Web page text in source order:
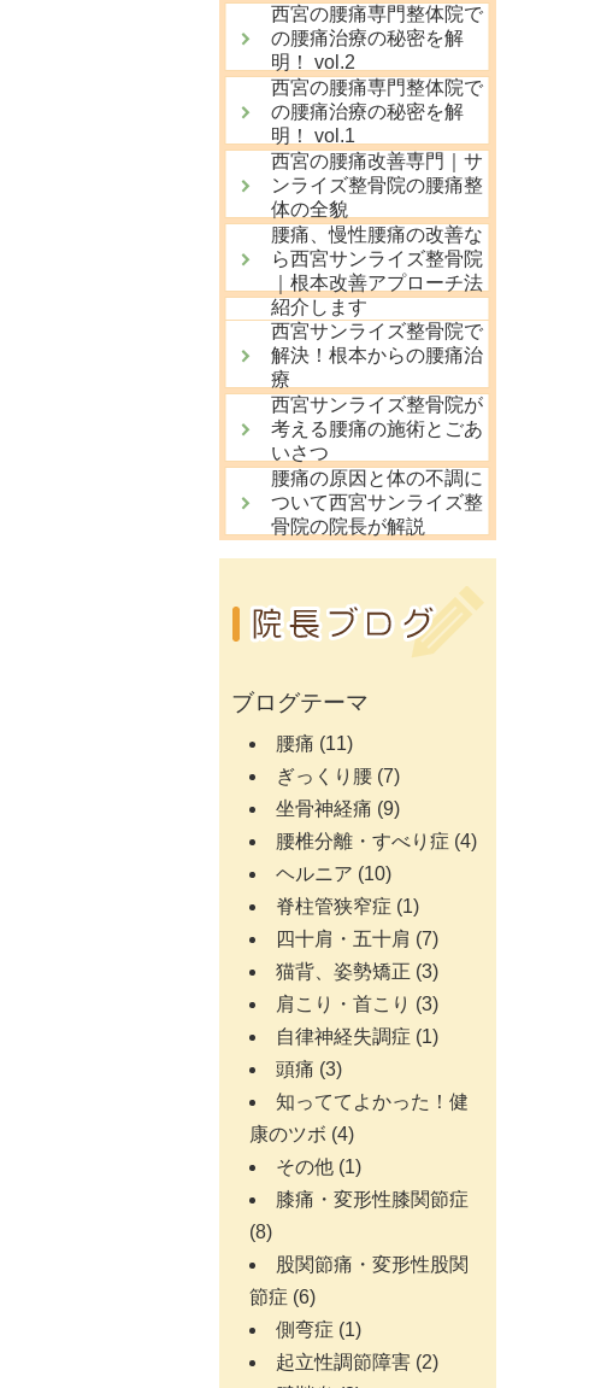
西宮の腰痛専門整体院で
の腰痛治療の秘密を解
明！ vol.2
西宮の腰痛専門整体院で
の腰痛治療の秘密を解
明！ vol.1
西宮の腰痛改善専門｜サ
ンライズ整骨院の腰痛整
体の全貌
腰痛、慢性腰痛の改善な
ら西宮サンライズ整骨院
｜根本改善アプローチ法
紹介します
西宮サンライズ整骨院で
解決！根本からの腰痛治
療
西宮サンライズ整骨院が
考える腰痛の施術とごあ
いさつ
腰痛の原因と体の不調に
ついて西宮サンライズ整
骨院の院長が解説
ブログテーマ
腰痛 (11)
ぎっくり腰 (7)
坐骨神経痛 (9)
腰椎分離・すべり症 (4)
ヘルニア (10)
脊柱管狭窄症 (1)
四十肩・五十肩 (7)
猫背、姿勢矯正 (3)
肩こり・首こり (3)
自律神経失調症 (1)
頭痛 (3)
知っててよかった！健
康のツボ (4)
その他 (1)
膝痛・変形性膝関節症
(8)
股関節痛・変形性股関
節症 (6)
側弯症 (1)
起立性調節障害 (2)